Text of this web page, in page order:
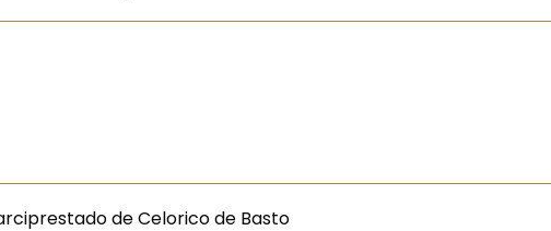
de Celorico de Basto